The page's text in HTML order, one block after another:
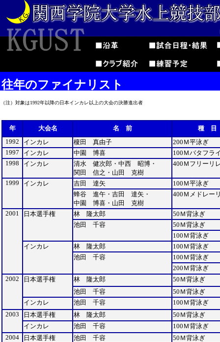
年 大会名 名 前
種 目
1992
インカレ 榎田 真由子
200Ｍ平泳ぎ
1997
インカレ 中園 博喜
100Ｍバタフラ
1998
インカレ
清水 健次郎・中西 昭博・
関田 信之・山田 克樹
400Ｍフリーリ
1999 インカレ 吉田 達矢
100Ｍ平泳ぎ
蜂谷 進午・吉田 達矢・
中園 博喜・山田 克樹
400Ｍメドレー
2001 日本選手権 林 隆太郎
50Ｍ背泳ぎ
池田 千容
50Ｍ背泳ぎ
100Ｍ背泳ぎ
インカレ
林 隆太郎
100Ｍ背泳ぎ
池田 千容
100Ｍ背泳ぎ
200Ｍ背泳ぎ
2002
日本選手権 林 隆太郎
50Ｍ背泳ぎ
池田 千容
50Ｍ背泳ぎ
インカレ
池田 千容
100Ｍ背泳ぎ
2003
日本選手権 林 隆太郎
50Ｍ背泳ぎ
インカレ
池田 千容
100Ｍ背泳ぎ
2004
日本選手権 池田 千容
50Ｍ背泳ぎ
往年のファイナリスト
（注）対象は1992年以降の日本インカレ以上の大会の決勝進出者